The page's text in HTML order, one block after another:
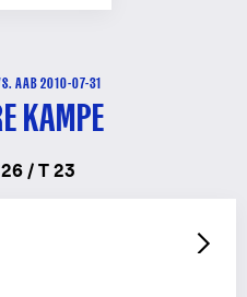
AAB 2010-07-31
KAMPE
/ T 23